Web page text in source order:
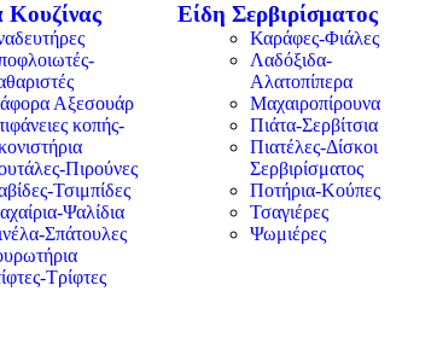
Κουζίνας
Αξεσουάρ
κοπής-
Πιρούνες
Τσιμπίδες
Ψαλίδια
Σπάτουλες
Τρίφτες
Είδη Σερβιρίσματος
Καράφες-Φιάλες
Λαδόξιδα-
Αλατοπίπερα
Μαχαιροπίρουνα
Πιάτα-Σερβίτσια
Πιατέλες-Δίσκοι
Σερβιρίσματος
Ποτήρια-Κούπες
Τσαγιέρες
Ψωμιέρες